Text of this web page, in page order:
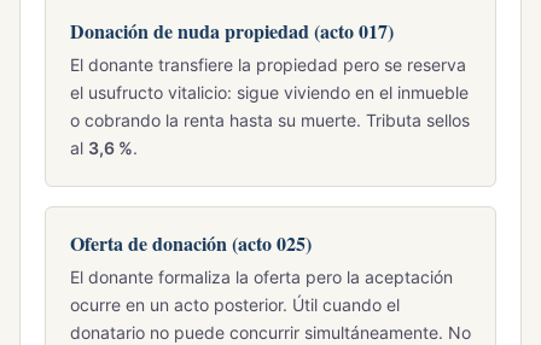
Donación de nuda propiedad (acto 017)
El donante transfiere la propiedad pero se reserva
el usufructo vitalicio: sigue viviendo en el inmueble
o cobrando la renta hasta su muerte. Tributa sellos
al 3,6 %.
Oferta de donación (acto 025)
El donante formaliza la oferta pero la aceptación
ocurre en un acto posterior. Útil cuando el
donatario no puede concurrir simultáneamente. No